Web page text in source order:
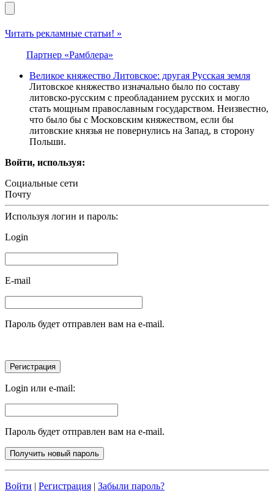
Читать рекламные статьи! »
Партнер «Рамблера»
Великое княжество Литовское: другая Русская земля
Литовское княжество изначально было по составу
литовско-русским с преобладанием русских и могло
стать мощным православным государством. Неизвестно,
что было бы с Московским княжеством, если бы
литовские князья не повернулись на Запад, в сторону
Польши.
Войти, используя:
Социальные сети
Почту
Используя логин и пароль:
Login
E-mail
Пароль будет отправлен вам на e-mail.
Login или e-mail:
Пароль будет отправлен вам на e-mail.
Войти Регистрация
Забыли пароль?